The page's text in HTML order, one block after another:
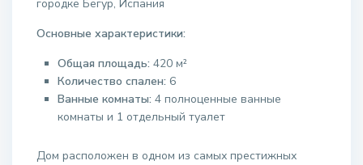
городке Бегур, Испания
Основные характеристики:
Общая площадь: 420 м²
Количество спален: 6
Ванные комнаты: 4 полноценные ванные
комнаты и 1 отдельный туалет
Дом расположен в одном из самых престижных